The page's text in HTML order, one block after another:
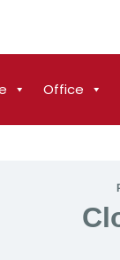
Office